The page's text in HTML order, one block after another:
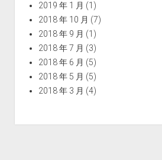
2019 年 1 月 (1)
2018 年 10 月 (7)
2018 年 9 月 (1)
2018 年 7 月 (3)
2018 年 6 月 (5)
2018 年 5 月 (5)
2018 年 3 月 (4)